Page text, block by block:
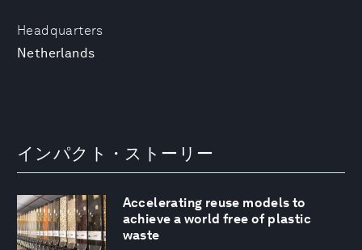
Headquarters
Netherlands
インパクト・ストーリー
Accelerating reuse models to
achieve a world free of plastic
waste